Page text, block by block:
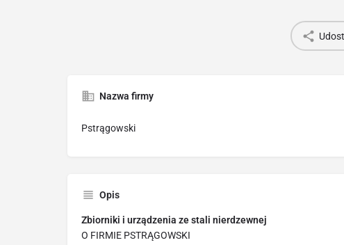
Nazwa firmy
Pstrągowski
Opis
Zbiorniki i urządzenia ze stali nierdzewnej
O FIRMIE PSTRĄGOWSKI